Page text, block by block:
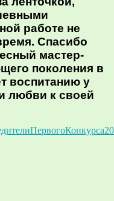
работе не
Спасибо
мастер-
поколения в
воспитанию у
любви к своей